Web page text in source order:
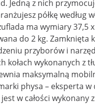
Jedną z nich
półkę według
ma wymiary 37,5
do 2 kg. Zamknięta
przyborów i
kołach wykonanych z
maksymalną
physa – eksperta w
w całości wykonany z